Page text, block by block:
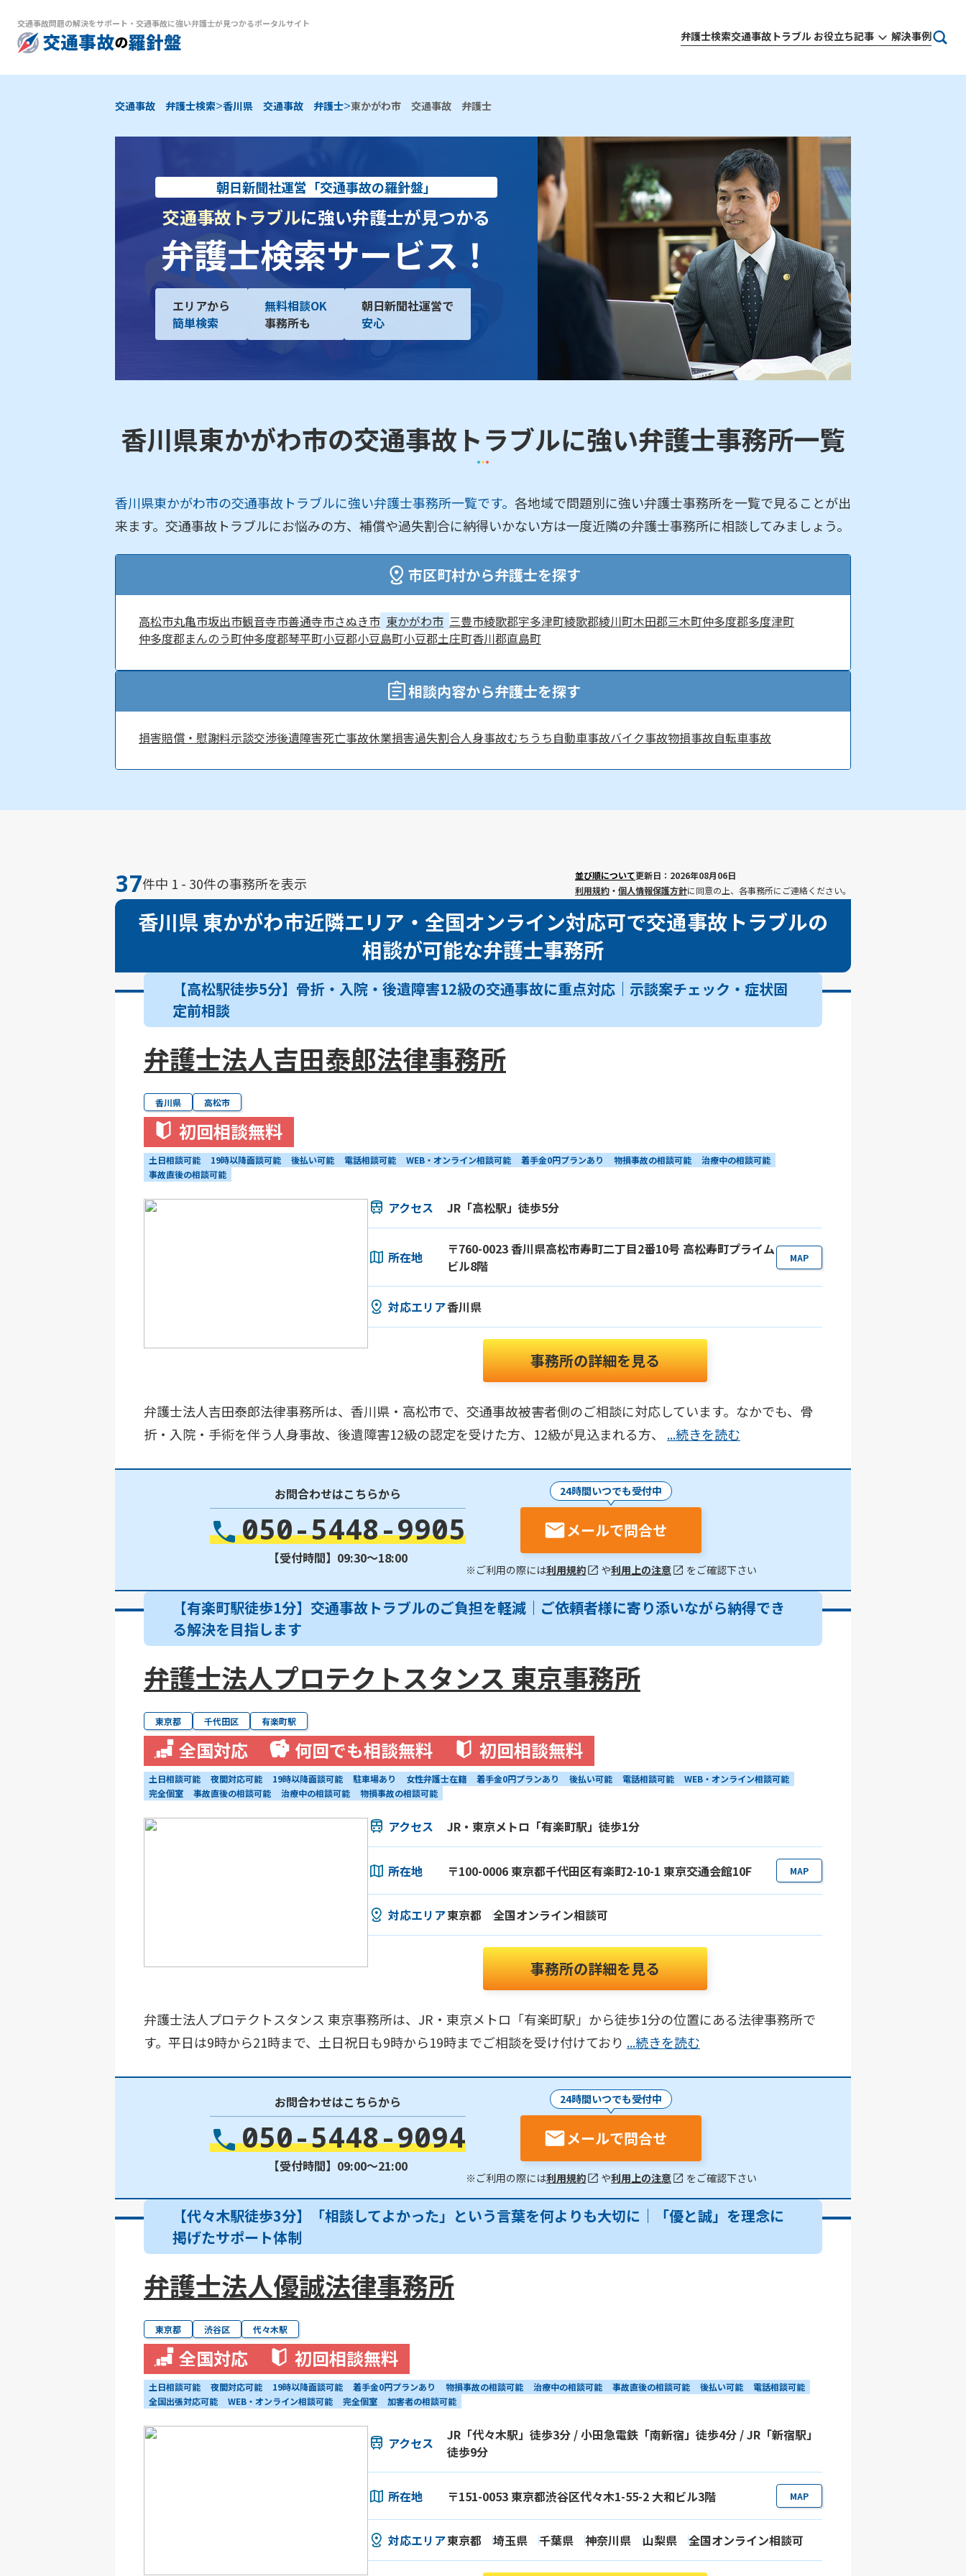
交通事故問題の解決をサポート ・ 交通事故に強い弁護士が見つかるポータルサイト
弁護士検索交通事故トラブル お役立ち記事 解決事例
交通事故 弁護士検索>香川県 交通事故 弁護士>東かがわ市 交通事故 弁護士
朝日新聞社運営「交通事故の羅針盤」
交通事故トラブルに強い弁護士が見つかる
弁護士検索サービス！
エリアから
簡単検索
無料相談OK
事務所も
朝日新聞社運営で
安心
香川県東かがわ市の交通事故トラブルに強い弁護士事務所一覧
香川県東かがわ市の交通事故トラブルに強い弁護士事務所一覧です。 各地域で問題別に強い弁護士事務所を一覧で見ることが出
来ます。交通事故トラブルにお悩みの方、補償や過失割合に納得いかない方は一度近隣の弁護士事務所に相談してみましょう。
市区町村から弁護士を探す
高松市丸亀市坂出市観音寺市善通寺市さぬき市 東かがわ市 三豊市綾歌郡宇多津町綾歌郡綾川町木田郡三木町仲多度郡多度津町
仲多度郡まんのう町仲多度郡琴平町小豆郡小豆島町小豆郡土庄町香川郡直島町
相談内容から弁護士を探す
損害賠償・慰謝料示談交渉後遺障害死亡事故休業損害過失割合人身事故むちうち自動車事故バイク事故物損事故自転車事故
37件中 1 - 30件の事務所を表示 並び順について更新日：2026年08月06日
利用規約 ・ 個人情報保護方針に同意の上、各事務所にご連絡ください。
香川県 東かがわ市近隣エリア・全国オンライン対応可で交通事故トラブルの
相談が可能な弁護士事務所
【高松駅徒歩5分】骨折・入院・後遺障害12級の交通事故に重点対応｜示談案チェック・症状固
定前相談
弁護士法人吉田泰郎法律事務所
香川県 高松市
初回相談無料
土日相談可能 19時以降面談可能 後払い可能 電話相談可能 WEB・オンライン相談可能 着手金0円プランあり 物損事故の相談可能
治療中の相談可能
事故直後の相談可能
アクセス JR「高松駅」徒歩5分
所在地
〒760-0023 香川県高松市寿町二丁目2番10号 高松寿町プライム
ビル8階
MAP
対応エリア香川県
事務所の詳細を見る
弁護士法人吉田泰郎法律事務所は、香川県・高松市で、交通事故被害者側のご相談に対応しています。なかでも、骨
折・入院・手術を伴う人身事故、後遺障害12級の認定を受けた方、12級が見込まれる方、 ...続きを読む
お問合わせはこちらから
050-5448-9905
【受付時間】09:30〜18:00
24時間いつでも受付中
メールで問合せ
※ご利用の際には利用規約 や利用上の注意 をご確認下さい
【有楽町駅徒歩1分】交通事故トラブルのご負担を軽減｜ご依頼者様に寄り添いながら納得でき
る解決を目指します
弁護士法人プロテクトスタンス 東京事務所
東京都 千代田区 有楽町駅
全国対応 何回でも相談無料 初回相談無料
土日相談可能 夜間対応可能 19時以降面談可能 駐車場あり 女性弁護士在籍 着手金0円プランあり 後払い可能 電話相談可能
WEB・オンライン相談可能
完全個室
事故直後の相談可能 治療中の相談可能 物損事故の相談可能
アクセス JR・東京メトロ「有楽町駅」徒歩1分
所在地 〒100-0006 東京都千代田区有楽町2-10-1 東京交通会館10F MAP
対応エリア東京都 全国オンライン相談可
事務所の詳細を見る
弁護士法人プロテクトスタンス 東京事務所は、JR・東京メトロ「有楽町駅」から徒歩1分の位置にある法律事務所で
す。平日は9時から21時まで、土日祝日も9時から19時までご相談を受け付けており ...続きを読む
お問合わせはこちらから
050-5448-9094
【受付時間】09:00〜21:00
24時間いつでも受付中
メールで問合せ
※ご利用の際には利用規約 や利用上の注意 をご確認下さい
【代々木駅徒歩3分】「相談してよかった」という言葉を何よりも大切に｜「優と誠」を理念に
掲げたサポート体制
弁護士法人優誠法律事務所
東京都 渋谷区 代々木駅
全国対応 初回相談無料
土日相談可能 夜間対応可能 19時以降面談可能 着手金0円プランあり 物損事故の相談可能 治療中の相談可能 事故直後の相談可能 後払い可能
電話相談可能
全国出張対応可能
WEB・オンライン相談可能 完全個室 加害者の相談可能
アクセス
JR「代々木駅」徒歩3分 / 小田急電鉄「南新宿」徒歩4分 / JR「新宿駅」
徒歩9分
所在地 〒151-0053 東京都渋谷区代々木1-55-2 大和ビル3階 MAP
対応エリア東京都 埼玉県 千葉県 神奈川県 山梨県 全国オンライン相談可